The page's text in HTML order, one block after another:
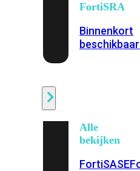
FortiSRA
Binnenkort
Alle
bekijken
FortiSASE